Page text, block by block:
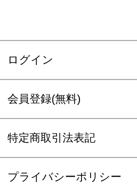
ログイン
会員登録(無料)
特定商取引法表記
プライバシーポリシー